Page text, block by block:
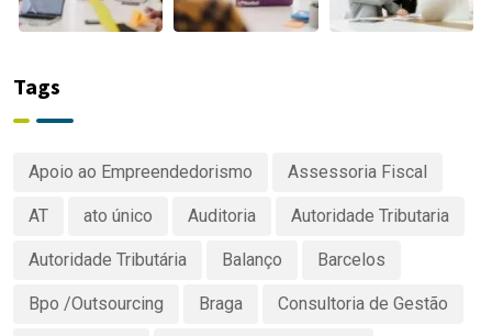
Tags
Apoio ao Empreendedorismo Assessoria Fiscal
AT ato único Auditoria Autoridade Tributaria
Autoridade Tributária Balanço Barcelos
Bpo /Outsourcing Braga Consultoria de Gestão